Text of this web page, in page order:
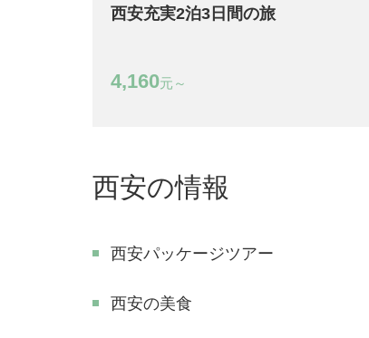
西安充実2泊3日間の旅
4,160元～
西安の情報
西安パッケージツアー
西安の美食